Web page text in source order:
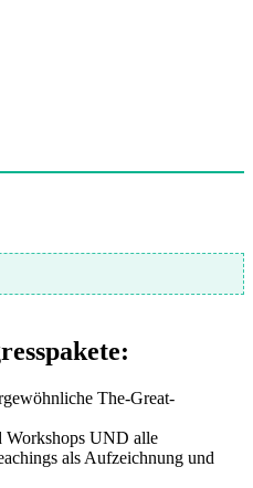
The-Great-
Workshops UND alle
als Aufzeichnung und